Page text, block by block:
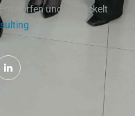
und entwickelt